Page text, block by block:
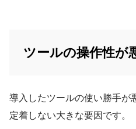
ツールの操作性が
導入したツールの使い勝手が
定着しない大きな要因です。